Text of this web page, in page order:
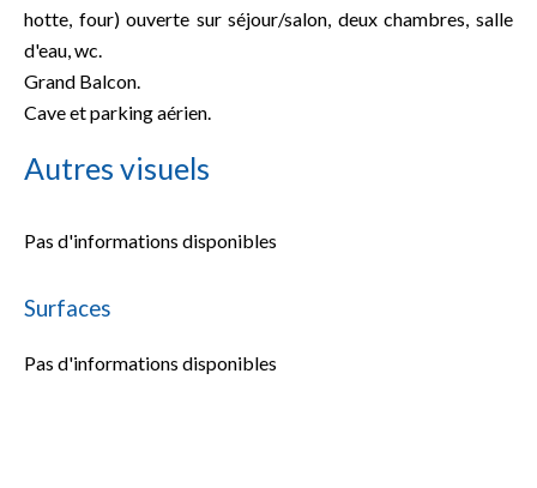
hotte, four) ouverte sur séjour/salon, deux chambres, salle
d'eau, wc.
Grand Balcon.
Cave et parking aérien.
Autres visuels
Pas d'informations disponibles
Surfaces
Pas d'informations disponibles